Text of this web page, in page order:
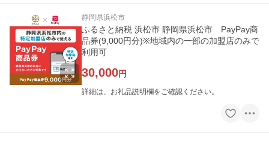
静岡県浜松市
ふるさと納税 浜松市 静岡県浜松市 PayPay商
品券(9,000円分)※地域内の一部の加盟店のみで
利用可
30,000円
詳細は、お礼品説明欄をご確認ください。